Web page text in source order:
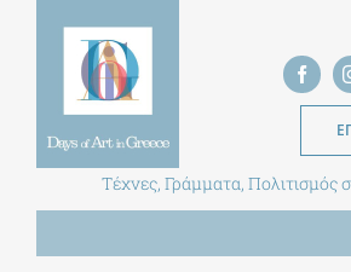
Τέχνες, Γράμματα, Πολιτισμός